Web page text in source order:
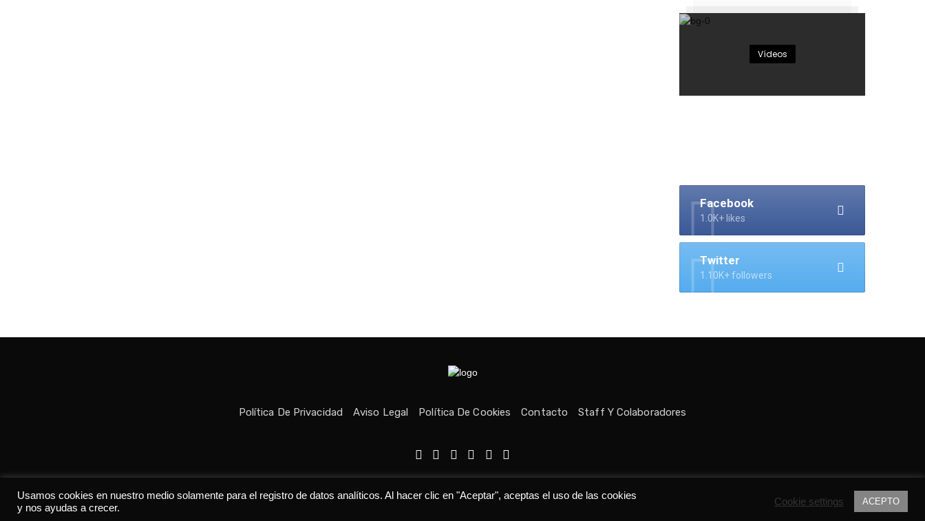
Vídeos
Facebook
1.0K+ likes
Twitter
1.10K+ followers
Política De Privacidad Aviso Legal Política De Cookies Contacto Staff Y Colaboradores
Todos los derechos reservados © Medio fundado con ❤ en Asturias. 👨‍💻Desarrollado por
Usamos cookies en nuestro medio solamente para el registro de datos analíticos. Al hacer clic en "Aceptar", aceptas el uso de las cookies
y nos ayudas a crecer.
Cookie settings ACEPTO